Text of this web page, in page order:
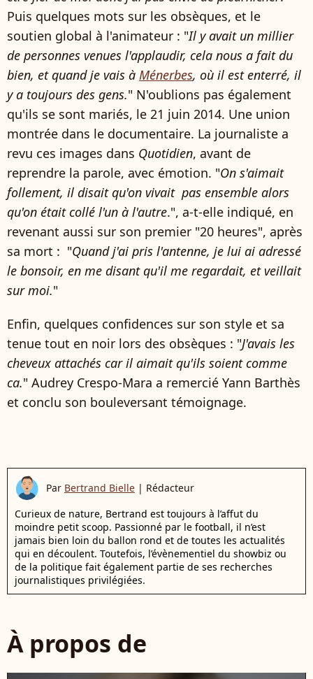
Puis quelques mots sur les obsèques, et le
soutien global à l'animateur : "Il y avait un millier
de personnes venues l'applaudir, cela nous a fait du
bien, et quand je vais à Ménerbes, où il est enterré, il
y a toujours des gens." N'oublions pas également
qu'ils se sont mariés, le 21 juin 2014. Une union
montrée dans le documentaire. La journaliste a
revu ces images dans Quotidien, avant de
reprendre la parole, avec émotion. "On s'aimait
follement, il disait qu'on vivait pas ensemble alors
qu'on était collé l'un à l'autre.", a-t-elle indiqué, en
revenant aussi sur son premier "20 heures", après
sa mort : "Quand j'ai pris l'antenne, je lui ai adressé
le bonsoir, en me disant qu'il me regardait, et veillait
sur moi."
Enfin, quelques confidences sur son style et sa
tenue tout en noir lors des obsèques : "J'avais les
cheveux attachés car il aimait qu'ils soient comme
ca." Audrey Crespo-Mara a remercié Yann Barthès
et conclu son bouleversant témoignage.
Par Bertrand Bielle | Rédacteur
Curieux de nature, Bertrand est toujours à l’affut du
moindre petit scoop. Passionné par le football, il n’est
jamais bien loin du ballon rond et de toutes les actualités
qui en découlent. Toutefois, l’évènementiel du showbiz ou
de la politique fait également partie de ses recherches
journalistiques privilégiées.
À propos de